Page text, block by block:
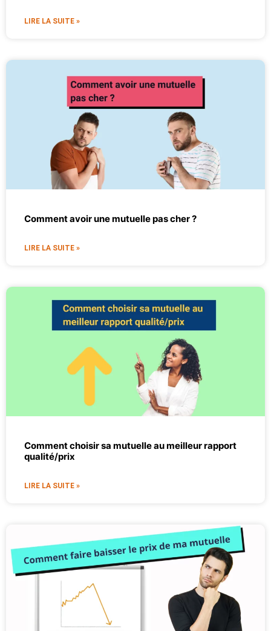
LIRE LA SUITE »
Comment avoir une mutuelle pas cher ?
LIRE LA SUITE »
Comment choisir sa mutuelle au meilleur rapport
qualité/prix
LIRE LA SUITE »